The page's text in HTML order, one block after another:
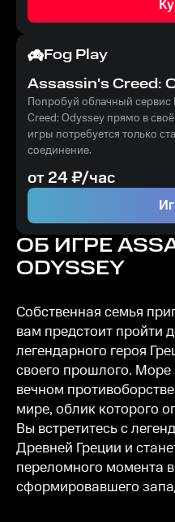
- 1 временный бонус к
- 1 временный бонус к
Fog Play
Assassin's Creed:
Попробуй облачный сервис
Creed: Odyssey прямо в
игры потребуется только
соединение.
от24₽/час
ОБ ИГРЕ
ODYSSEY
Собственная семья
вам предстоит пройти
легендарного героя
своего прошлого. Море
вечном
мире, облик которого
Вы встретитесь с
Древней Греции и
переломного момента
сформировавшего